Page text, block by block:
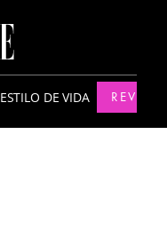
ESTILO DE VIDA